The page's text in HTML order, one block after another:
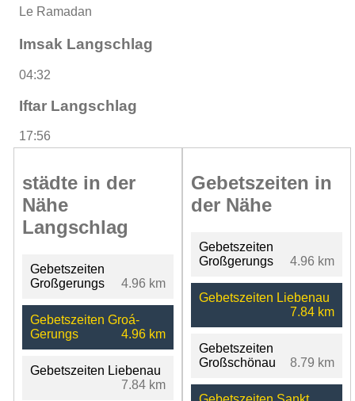
Le Ramadan
Imsak Langschlag
04:32
Iftar Langschlag
17:56
städte in der
Nähe
Langschlag
Gebetszeiten
Großgerungs
4.96 km
Gebetszeiten Groá-
Gerungs
4.96 km
Gebetszeiten Liebenau
7.84 km
Gebetszeiten in
der Nähe
Gebetszeiten
Großgerungs
4.96 km
Gebetszeiten Liebenau
7.84 km
Gebetszeiten
Großschönau
8.79 km